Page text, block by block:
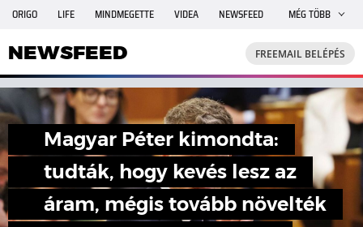
ORIGO LIFE MINDMEGETTE VIDEA NEWSFEED
INGATLANBAZÁR JÁTÉK
MÉG TÖBB
NEWSFEED FREEMAIL BELÉPÉS
Magyar Péter kimondta:
tudták, hogy kevés lesz az
áram, mégis tovább növelték